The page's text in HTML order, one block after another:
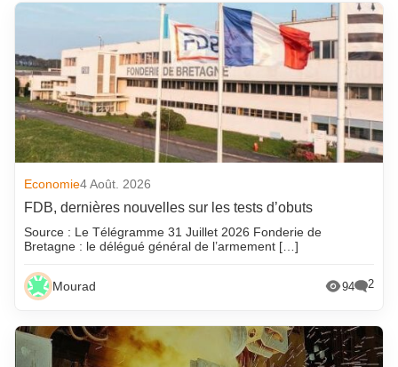
Economie4 Août. 2026
FDB, dernières nouvelles sur les tests d’obuts
Source : Le Télégramme 31 Juillet 2026 Fonderie de
Bretagne : le délégué général de l’armement […]
Mourad 94 2